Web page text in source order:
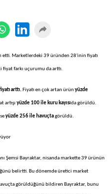
etti. Marketlerdeki 39 üründen 28'inin fiyatı
farkı uçurumu da arttı.
arttı. Fiyatı en çok artan ürünyüzde
artışı yüzde 100 ile kuru kayısıda görüldü.
yüzde 256 ile havuçtagörüldü.
Şemsi Bayraktar, nisanda markette 39 ürünün
belirtti. Bu dönemde üretici market
görüldüğünü bildiren Bayraktar, bunu